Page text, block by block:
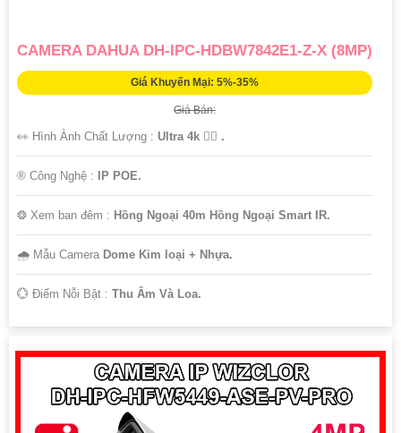
CAMERA DAHUA DH-IPC-HDBW7842E1-Z-X (8MP)
Giá Khuyến Mại: 5%-35%
Giá Bán:
👀 Hình Ành Chất Lượng : Ultra 4k 👍🏾 .
®️ Công Nghệ : IP POE.
❂ Xem ban đêm : Hồng Ngoại 40m Hồng Ngoại Smart IR.
🌧️ Mẫu Camera Dome Kim loại + Nhựa.
️💮 Điểm Nỗi Bật : Thu Âm Và Loa.